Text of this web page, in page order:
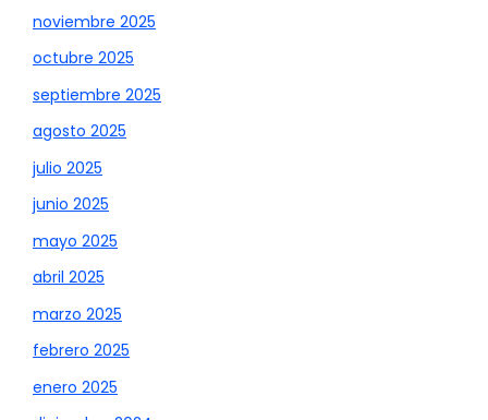
noviembre 2025
octubre 2025
septiembre 2025
agosto 2025
julio 2025
junio 2025
mayo 2025
abril 2025
marzo 2025
febrero 2025
enero 2025